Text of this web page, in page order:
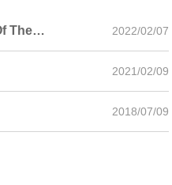
1. Happy Chinese New Year Of The Tigre！ 2022/02/07
2021/02/09
2018/07/09